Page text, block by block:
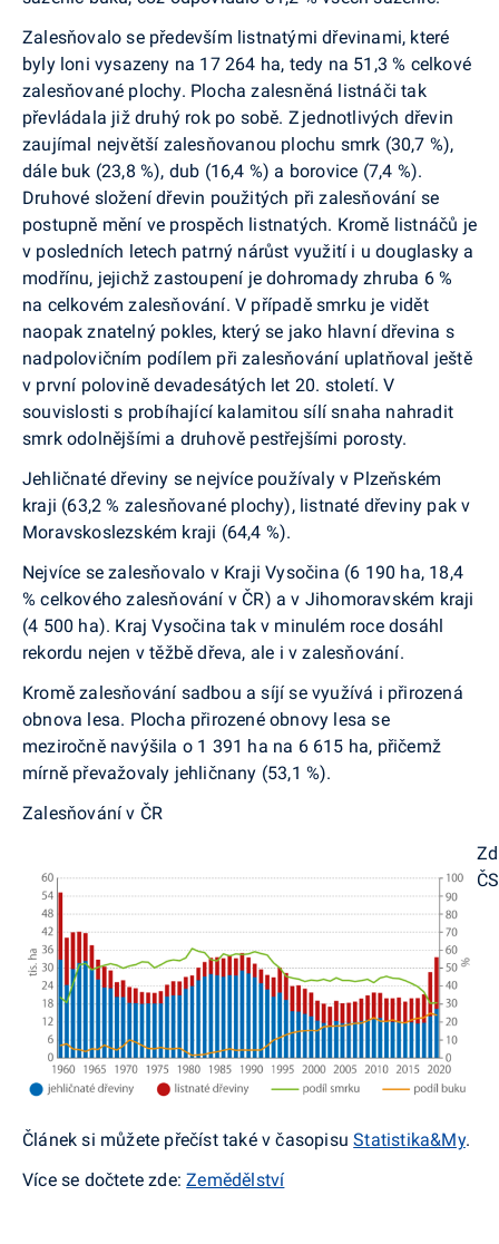
Zalesňovalo se především listnatými dřevinami, které
byly loni vysazeny na 17 264 ha, tedy na 51,3 % celkové
zalesňované plochy. Plocha zalesněná listnáči tak
převládala již druhý rok po sobě. Z jednotlivých dřevin
zaujímal největší zalesňovanou plochu smrk (30,7 %),
dále buk (23,8 %), dub (16,4 %) a borovice (7,4 %).
Druhové složení dřevin použitých při zalesňování se
postupně mění ve prospěch listnatých. Kromě listnáčů je
v posledních letech patrný nárůst využití i u douglasky a
modřínu, jejichž zastoupení je dohromady zhruba 6 %
na celkovém zalesňování. V případě smrku je vidět
naopak znatelný pokles, který se jako hlavní dřevina s
nadpolovičním podílem při zalesňování uplatňoval ještě
v první polovině devadesátých let 20. století. V
souvislosti s probíhající kalamitou sílí snaha nahradit
smrk odolnějšími a druhově pestřejšími porosty.
Jehličnaté dřeviny se nejvíce používaly v Plzeňském
kraji (63,2 % zalesňované plochy), listnaté dřeviny pak v
Moravskoslezském kraji (64,4 %).
Nejvíce se zalesňovalo v Kraji Vysočina (6 190 ha, 18,4
% celkového zalesňování v ČR) a v Jihomoravském kraji
(4 500 ha). Kraj Vysočina tak v minulém roce dosáhl
rekordu nejen v těžbě dřeva, ale i v zalesňování.
Kromě zalesňování sadbou a síjí se využívá i přirozená
obnova lesa. Plocha přirozené obnovy lesa se
meziročně navýšila o 1 391 ha na 6 615 ha, přičemž
mírně převažovaly jehličnany (53,1 %).
Zalesňovánív ČR
Článek si můžete přečíst také v časopisuStatistika&My.
Více se dočtete zde:Zemědělství